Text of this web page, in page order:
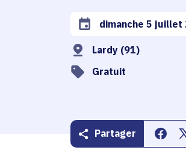
Date de l'arrêté
dimanche 5 juillet
Lardy (91)
Gratuit
Partager